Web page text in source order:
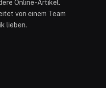
Online-Artikel.
von einem Team
lieben.